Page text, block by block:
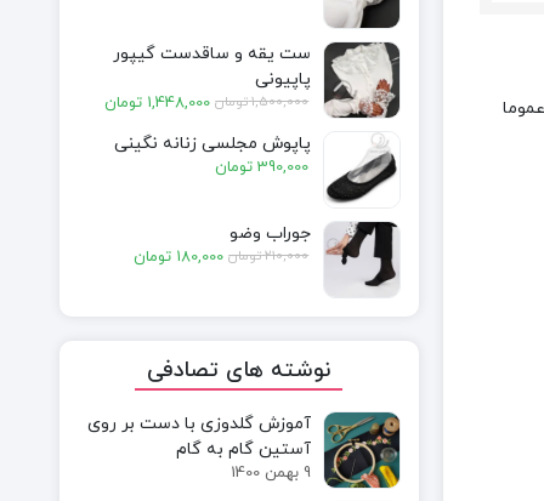
که عموما
ست یقه و ساقدست گیپور
پاپیونی
1,500,000تومان
قیمت
1,500,000 تومان
1,448,000 تومان
قیمت
1,448,000 تومان.
پاپوش مجلسی زنانه نگینی
390,000 تومان
جوراب وضو
210,000تومان قیمت
180,000 تومان
قیمت
نوشته های تصادفی
آموزش گلدوزی با دست بر روی
آستین گام به گام
9 بهمن 1400